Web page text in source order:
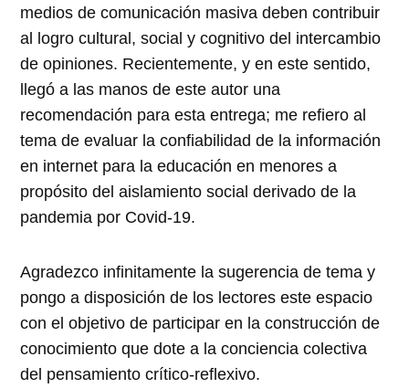
medios de comunicación masiva deben contribuir
al logro cultural, social y cognitivo del intercambio
de opiniones. Recientemente, y en este sentido,
llegó a las manos de este autor una
recomendación para esta entrega; me refiero al
tema de evaluar la confiabilidad de la información
en internet para la educación en menores a
propósito del aislamiento social derivado de la
pandemia por Covid-19.
Agradezco infinitamente la sugerencia de tema y
pongo a disposición de los lectores este espacio
con el objetivo de participar en la construcción de
conocimiento que dote a la conciencia colectiva
del pensamiento crítico-reflexivo.